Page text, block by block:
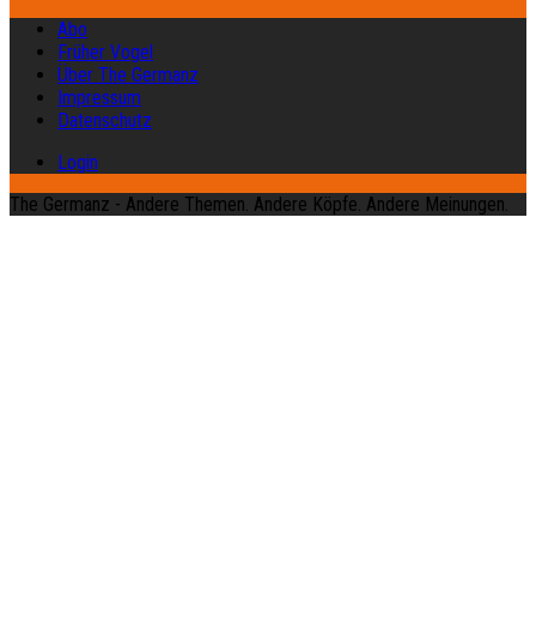
Abo
Früher Vogel
Über The Germanz
Impressum
Datenschutz
Login
The Germanz - Andere Themen. Andere Köpfe. Andere Meinungen.